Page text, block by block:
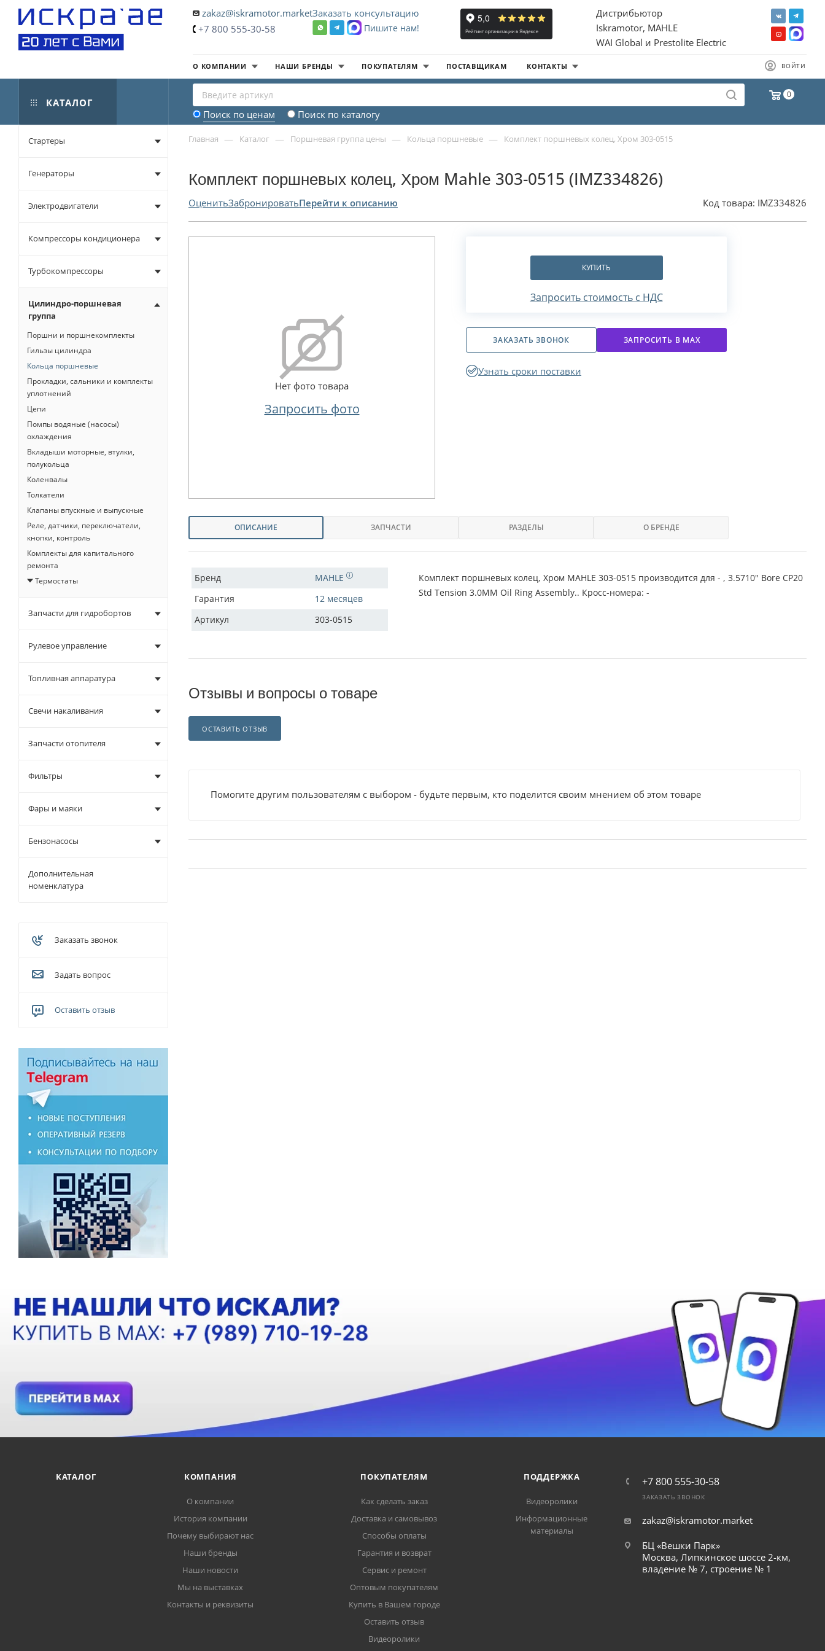
zakaz@iskramotor.market
+7 800 555-30-58
Заказать консультацию
Пишите нам!
Дистрибьютор
Iskramotor, MAHLE
WAI Global и Prestolite Electric
ВОЙТИ
О КОМПАНИИ НАШИ БРЕНДЫ ПОКУПАТЕЛЯМ ПОСТАВЩИКАМ КОНТАКТЫ
0
КАТАЛОГ
Поиск по ценам Поиск по каталогу
Главная — Каталог — Поршневая группа цены — Кольца поршневые — Комплект поршневых колец, Хром 303-0515
Комплект поршневых колец, Хром Mahle 303-0515 (IMZ334826)
ОценитьЗабронироватьПерейти к описанию Код товара: IMZ334826
Нет фото товара
Запросить фото
КУПИТЬ
Запросить стоимость с НДС
ЗАКАЗАТЬ ЗВОНОК ЗАПРОСИТЬ В МАХ
Узнать сроки поставки
ОПИСАНИЕ ЗАПЧАСТИ РАЗДЕЛЫ О БРЕНДЕ
Бренд
MAHLE
Гарантия
12 месяцев
Артикул
303-0515
Комплект поршневых колец, Хром MAHLE 303-0515 производится для - , 3.5710" Bore CP20
Std Tension 3.0MM Oil Ring Assembly.. Кросс-номера: -
Отзывы и вопросы о товаре
ОСТАВИТЬ ОТЗЫВ
Помогите другим пользователям с выбором - будьте первым, кто поделится своим мнением об этом товаре
Стартеры
Генераторы
Электродвигатели
Компрессоры кондиционера
Турбокомпрессоры
Цилиндро-поршневая
группа
Поршни и поршнекомплекты
Гильзы цилиндра
Кольца поршневые
Прокладки, сальники и комплекты
уплотнений
Цепи
Помпы водяные (насосы)
охлаждения
Вкладыши моторные, втулки,
полукольца
Коленвалы
Толкатели
Клапаны впускные и выпускные
Реле, датчики, переключатели,
кнопки, контроль
Комплекты для капитального
ремонта
Термостаты
Запчасти для гидробортов
Рулевое управление
Топливная аппаратура
Свечи накаливания
Запчасти отопителя
Фильтры
Фары и маяки
Бензонасосы
Дополнительная
номенклатура
Заказать звонок
Задать вопрос
Оставить отзыв
КАТАЛОГ КОМПАНИЯ
О компании
История компании
Почему выбирают нас
Наши бренды
Наши новости
Мы на выставках
Контакты и реквизиты
ПОКУПАТЕЛЯМ
Как сделать заказ
Доставка и самовывоз
Способы оплаты
Гарантия и возврат
Сервис и ремонт
Оптовым покупателям
Купить в Вашем городе
Оставить отзыв
Видеоролики
ПОДДЕРЖКА
Видеоролики
Информационные
материалы
+7 800 555-30-58
ЗАКАЗАТЬ ЗВОНОК
zakaz@iskramotor.market
БЦ «Вешки Парк»
Москва, Липкинское шоссе 2-км,
владение № 7, строение № 1